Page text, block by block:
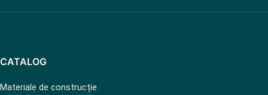
CATALOG
Materiale de construcție